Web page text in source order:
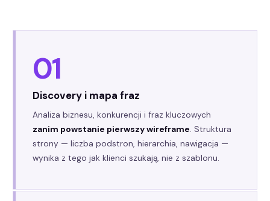
01
Discovery i mapa fraz
Analiza biznesu, konkurencji i fraz kluczowych
zanim powstanie pierwszy wireframe . Struktura
strony — liczba podstron, hierarchia, nawigacja —
wynika z tego jak klienci szukają, nie z szablonu.